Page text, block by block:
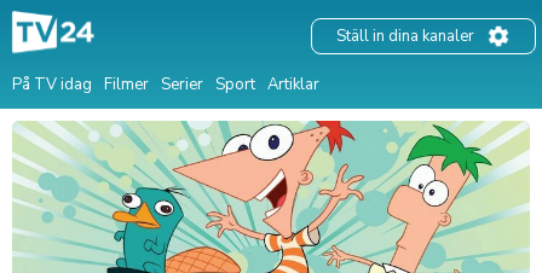
På TV idag Filmer Serier Sport Artiklar
Ställ in dina kanaler